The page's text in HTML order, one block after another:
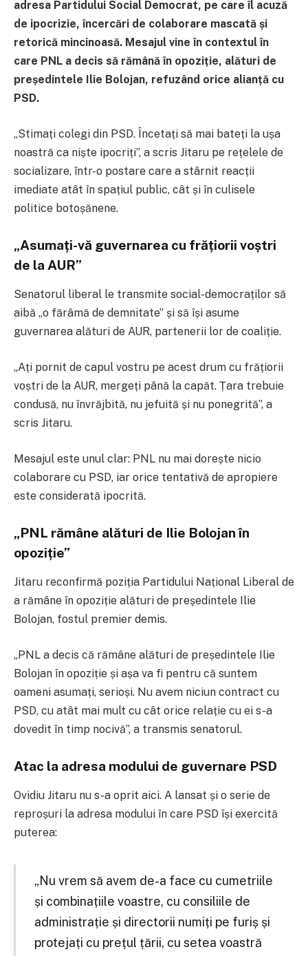
adresa Partidului Social Democrat, pe care îl acuză
de ipocrizie, încercări de colaborare mascată și
retorică mincinoasă. Mesajul vine în contextul în
care PNL a decis să rămână în opoziție, alături de
președintele Ilie Bolojan, refuzând orice alianță cu
PSD.
„Stimați colegi din PSD. Încetați să mai bateți la ușa
noastră ca niște ipocriți”, a scris Jitaru pe rețelele de
socializare, într-o postare care a stârnit reacții
imediate atât în spațiul public, cât și în culisele
politice botoșănene.
„Asumați-vă guvernarea cu frățiorii voștri
de la AUR”
Senatorul liberal le transmite social-democraților să
aibă „o fărâmă de demnitate” și să își asume
guvernarea alături de AUR, partenerii lor de coaliție.
„Ați pornit de capul vostru pe acest drum cu frățiorii
voștri de la AUR, mergeți până la capăt. Țara trebuie
condusă, nu învrăjbită, nu jefuită și nu ponegrită”, a
scris Jitaru.
Mesajul este unul clar: PNL nu mai dorește nicio
colaborare cu PSD, iar orice tentativă de apropiere
este considerată ipocrită.
„PNL rămâne alături de Ilie Bolojan în
opoziție”
Jitaru reconfirmă poziția Partidului Național Liberal de
a rămâne în opoziție alături de președintele Ilie
Bolojan, fostul premier demis.
„PNL a decis că rămâne alături de președintele Ilie
Bolojan în opoziție și așa va fi pentru că suntem
oameni asumați, serioși. Nu avem niciun contract cu
PSD, cu atât mai mult cu cât orice relație cu ei s-a
dovedit în timp nocivă”, a transmis senatorul.
Atac la adresa modului de guvernare PSD
Ovidiu Jitaru nu s-a oprit aici. A lansat și o serie de
reproșuri la adresa modului în care PSD își exercită
puterea:
„Nu vrem să avem de-a face cu cumetriile
și combinațiile voastre, cu consiliile de
administrație și directorii numiți pe furiș și
protejați cu prețul țării, cu setea voastră